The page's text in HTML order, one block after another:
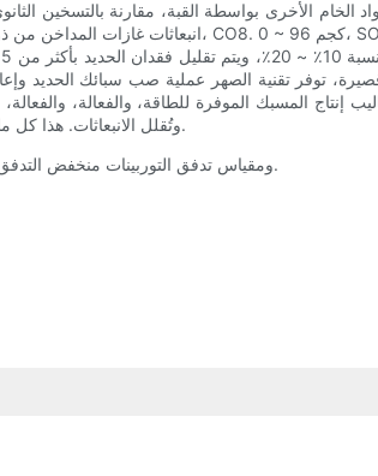
توفر تقنية الصهر عملية صب سبائك الحديد
إنتاج المسبك الموفرة للطاقة، والفعالة،
وتُقلل الانبعاثات. هذامن الشركة المصنعة، أو عروض الأسعار، وما إلى ذلك.
بفضل فوائد مقياس تدفق الكتلة كوريوليس على شكل V ومقياس تدفق التوربينات منخفض التدفق، أصبح مصطلحًا شائعًا في سوق مصنعي مقياس كثافة الشوكة.